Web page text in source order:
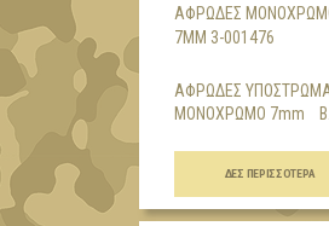
ΑΦΡΏΔΕΣ
7MM 3-001476
ΑΦΡΩΔΕΣ
ΜΟΝΟΧΡΩΜΟ 7mm Β...
ΔΕΣ ΠΕΡΙΣΣΌΤΕΡΑ